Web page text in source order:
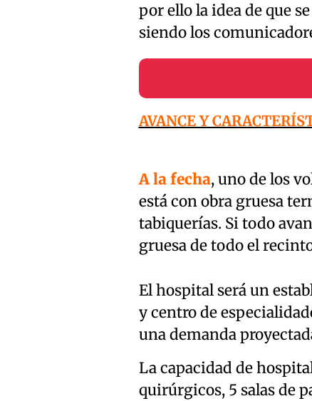
por ello la idea de que
siendo los
AVANCE Y
A la fecha, uno de los
está con obra gruesa
tabiquerías. Si todo
gruesa de todo el
El hospital será un
y centro de
una demanda
La capacidad de
quirúrgicos, 5 salas de